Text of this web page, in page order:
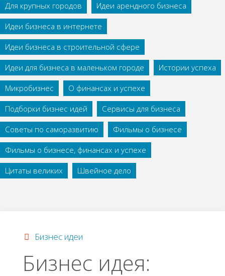
Для крупных городов
Идеи арендного бизнеса
Идеи бизнеса в интернете
Идеи бизнеса в строительной сфере
Идеи для бизнеса в маленьком городе
Истории успеха
Микробизнес
О финансах и успехе
Подборки бизнес идей
Сервисы для бизнеса
Советы по саморазвитию
Фильмы о бизнесе
Фильмы о бизнесе, финансах и успехе
Цитаты великих
Швейное дело
Бизнес идеи
Бизнес идея: